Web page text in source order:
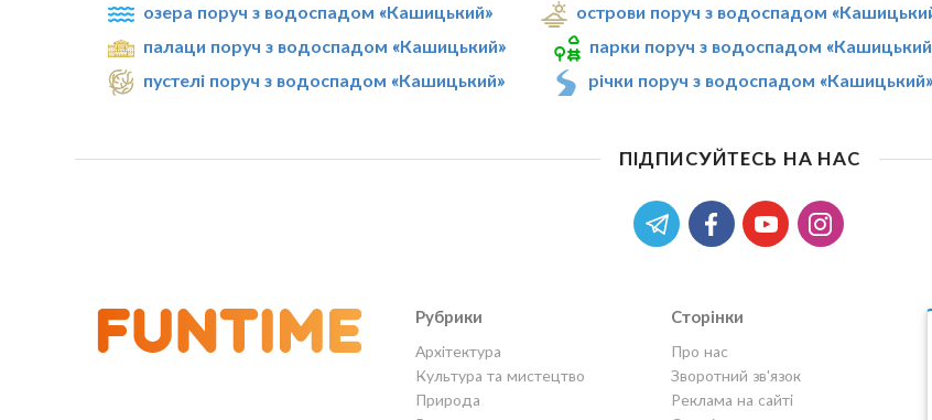
озера поруч з водоспадом «Кашицький»
острови поруч з водоспадом
палаци поруч з водоспадом «Кашицький»
парки поруч з водоспадом
пустелі поруч з водоспадом «Кашицький»
річки поруч з водоспадом «Кашицький»
ПІДПИСУЙТЕСЬ НА НАС
Рубрики
Архітектура
Культура та мистецтво
Природа
Сторінки
Про нас
Зворотний зв'язок
Реклама на сайті